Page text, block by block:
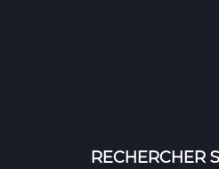
RECHERCHER